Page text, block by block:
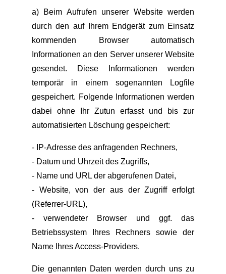
a) Beim Aufrufen unserer Website werden
durch den auf Ihrem Endgerät zum Einsatz
kommenden Browser automatisch
Informationen an den Server unserer Website
gesendet. Diese Informationen werden
temporär in einem sogenannten Logfile
gespeichert. Folgende Informationen werden
dabei ohne Ihr Zutun erfasst und bis zur
automatisierten Löschung gespeichert:
- IP-Adresse des anfragenden Rechners,
- Datum und Uhrzeit des Zugriffs,
- Name und URL der abgerufenen Datei,
- Website, von der aus der Zugriff erfolgt
(Referrer-URL),
- verwendeter Browser und ggf. das
Betriebssystem Ihres Rechners sowie der
Name Ihres Access-Providers.
Die genannten Daten werden durch uns zu